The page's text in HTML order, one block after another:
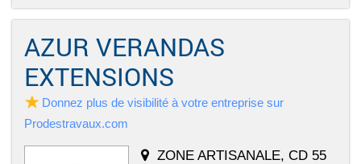
AZUR VERANDAS
EXTENSIONS
Donnez plus de visibilité à votre entreprise sur
Prodestravaux.com
ZONE ARTISANALE, CD 55